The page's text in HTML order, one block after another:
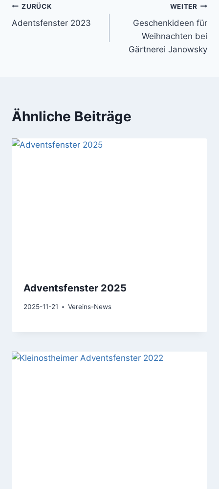
Beitragsnavigation
ZURÜCK
Adentsfenster 2023
WEITER
Geschenkideen für
Weihnachten bei
Gärtnerei Janowsky
Ähnliche Beiträge
Adventsfenster 2025
2025-11-21 Vereins-News